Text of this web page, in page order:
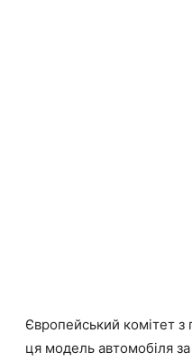
Європейський комітет
ця модель автомобіля